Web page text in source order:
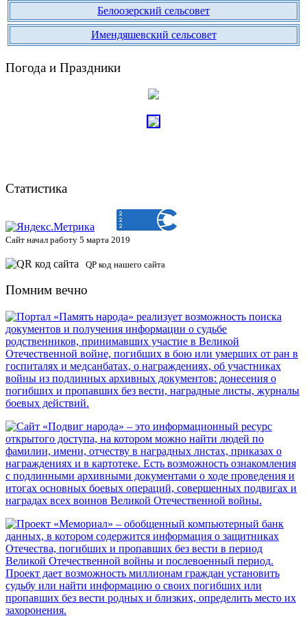
Белоозерский сельсовет
Имендяшевский сельсовет
Погода и Праздники
Статистика
Сайт начал работу 5 марта 2019
QP код нашего сайта
Помним вечно